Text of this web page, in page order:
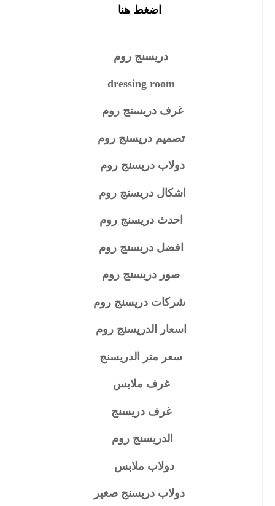
دريسنج روم
dressing room
غرف دريسنج روم
تصميم دريسنج روم
دولاب دريسنج روم
اشكال دريسنج روم
احدث دريسنج روم
افضل دريسنج روم
صور دريسنج روم
شركات دريسنج روم
اسعار الدريسنج روم
سعر متر الدريسنج
غرف ملابس
غرف دريسنج
الدريسنج روم
دولاب ملابس
دولاب دريسنج صغير